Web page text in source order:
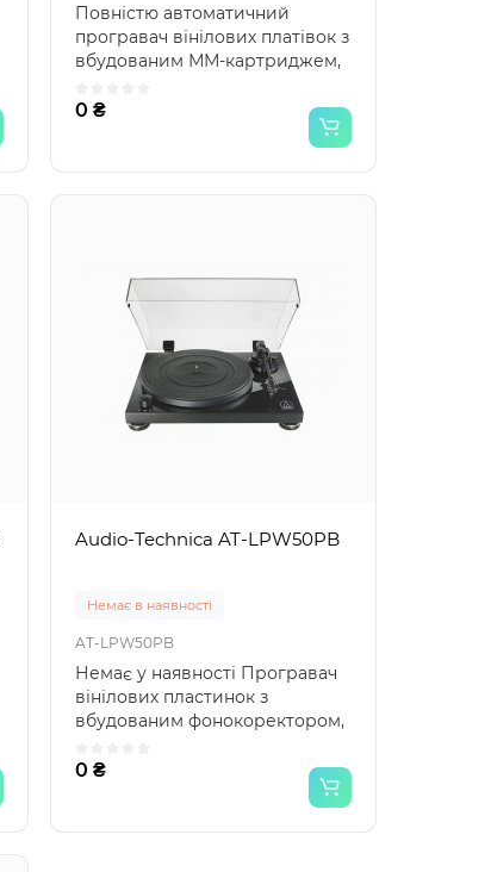
Повністю автоматичний
програвач вінілових платівок з
вбудованим ММ-картриджем,
0 ₴
Audio-Technica AT-LPW50PB
Немає в наявності
AT-LPW50PB
Немає у наявності Програвач
вінілових пластинок з
вбудованим фонокоректором,
0 ₴